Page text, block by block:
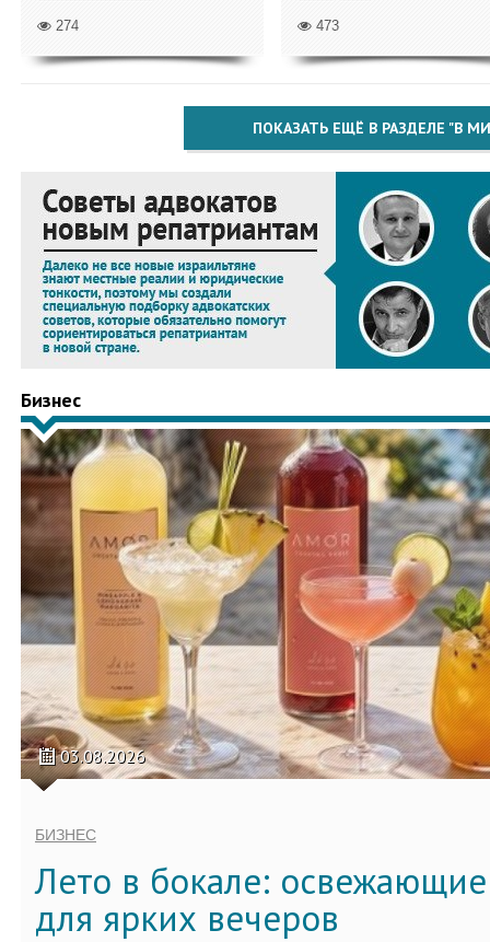
274 473
ПОКАЗАТЬ ЕЩЁ В РАЗДЕЛЕ "В
Бизнес
03.08.2026
БИЗНЕС
Лето в бокале:
для ярких вечеров